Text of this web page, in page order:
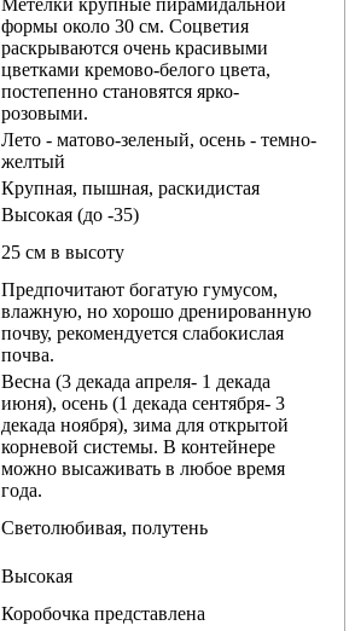
формы около 30 см. Соцветия
раскрываются очень красивыми
цветками кремово-белого цвета,
постепенно становятся ярко-
розовыми.
Лето - матово-зеленый, осень - темно-
желтый
Крупная, пышная, раскидистая
Высокая (до -35)
25 см в высоту
Предпочитают богатую гумусом,
влажную, но хорошо дренированную
почву, рекомендуется слабокислая
почва.
Весна (3 декада апреля- 1 декада
июня), осень (1 декада сентября- 3
декада ноября), зима для открытой
корневой системы. В контейнере
можно высаживать в любое время
года.
Светолюбивая, полутень
Высокая
Коробочка представлена